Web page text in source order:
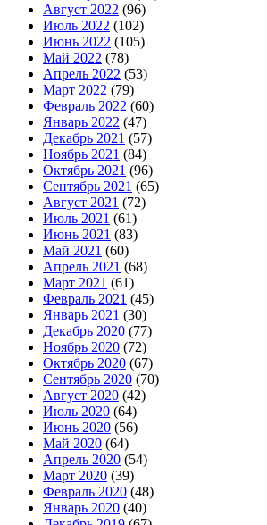
Август 2022 (96)
Июль 2022 (102)
Июнь 2022 (105)
Май 2022 (78)
Апрель 2022 (53)
Март 2022 (79)
Февраль 2022 (60)
Январь 2022 (47)
Декабрь 2021 (57)
Ноябрь 2021 (84)
Октябрь 2021 (96)
Сентябрь 2021 (65)
Август 2021 (72)
Июль 2021 (61)
Июнь 2021 (83)
Май 2021 (60)
Апрель 2021 (68)
Март 2021 (61)
Февраль 2021 (45)
Январь 2021 (30)
Декабрь 2020 (77)
Ноябрь 2020 (72)
Октябрь 2020 (67)
Сентябрь 2020 (70)
Август 2020 (42)
Июль 2020 (64)
Июнь 2020 (56)
Май 2020 (64)
Апрель 2020 (54)
Март 2020 (39)
Февраль 2020 (48)
Январь 2020 (40)